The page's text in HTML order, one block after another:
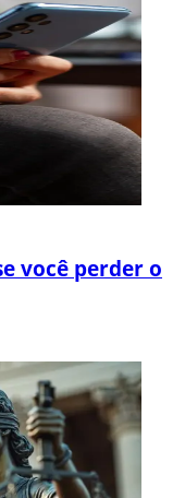
você perder o